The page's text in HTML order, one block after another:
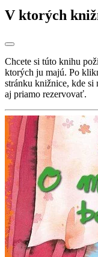
V ktorých
Chcete si túto knihu
ktorých ju majú. Po
stránku knižnice, kde si
aj priamo rezervovať.